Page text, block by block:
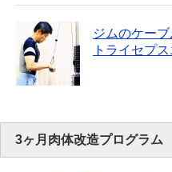
ジムのケー
トライセプ
3ヶ月肉体改造プログラム